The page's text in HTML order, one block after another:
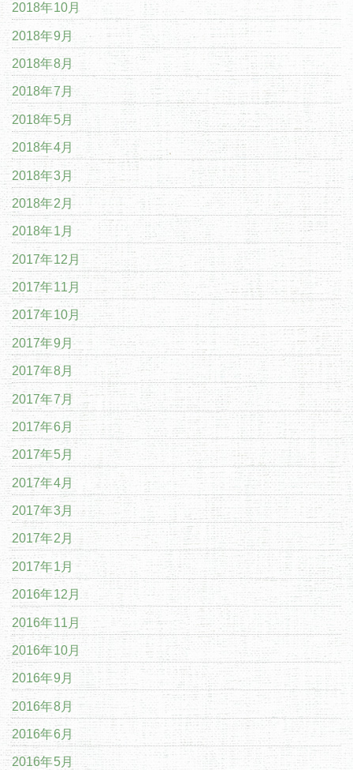
2018年10月
2018年9月
2018年8月
2018年7月
2018年5月
2018年4月
2018年3月
2018年2月
2018年1月
2017年12月
2017年11月
2017年10月
2017年9月
2017年8月
2017年7月
2017年6月
2017年5月
2017年4月
2017年3月
2017年2月
2017年1月
2016年12月
2016年11月
2016年10月
2016年9月
2016年8月
2016年6月
2016年5月